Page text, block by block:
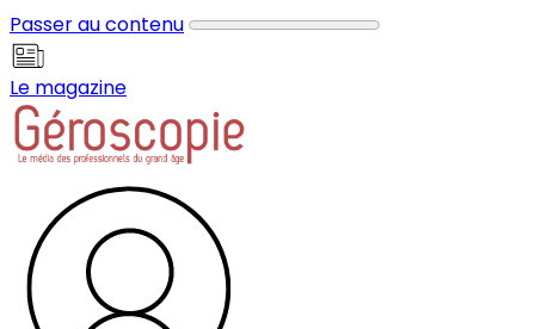
Passer au contenu
Le magazine
Panneau de gestion des cookies